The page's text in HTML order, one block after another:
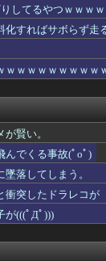
れるｗｗｗｗ
薬用ハンドソープ
は包容力のある女性
ッショい“ムカデ行...
思う人
年賀状の「気にかけ
る
いけないんですか？
人気出たなろう作
ロ第63話】
撃情報は「関...
ンチャー『M...
ｗｗｗｗｗ
してるやつｗｗｗ
すればサボらず走
ｗｗｗｗｗｗｗｗｗ
賢い。
んでくる事故(ﾟoﾟ)
落してしまう。
突したドラレコが
が(((ﾟДﾟ)))